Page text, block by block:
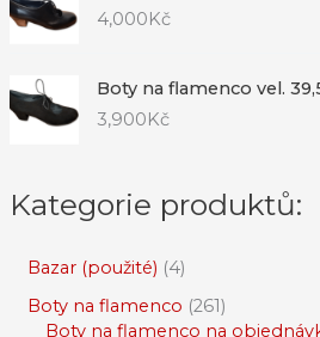
4,000Kč
Boty na flamenco vel.
3,900Kč
Kategorie produktů:
Bazar (použité) 4
Boty na flamenco 261
Boty na flamenco na